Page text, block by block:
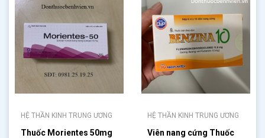
HỆ THẦN KINH TRUNG ƯƠNG
Thuốc Morientes 50mg
HỆ THẦN KINH TRUNG ƯƠNG
Viên nang cứng Thuốc